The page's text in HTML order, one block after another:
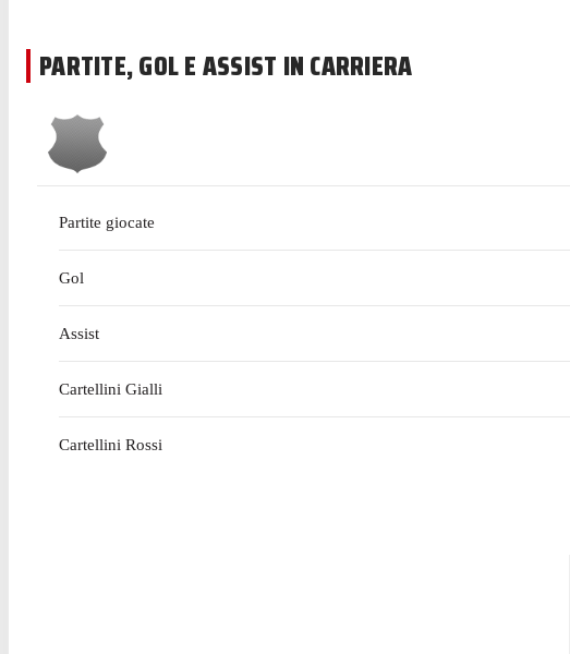
PARTITE, GOL E ASSIST IN CARRIERA
Partite giocate
Gol
Assist
Cartellini Gialli
Cartellini Rossi